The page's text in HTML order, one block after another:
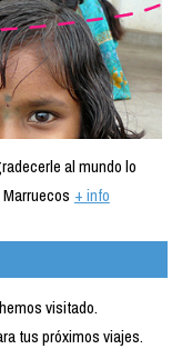
al mundo lo
+ info
visitado.
tus próximos viajes.